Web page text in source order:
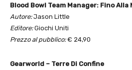
Blood Bowl Team Manager: Fino Alla
Autore:Jason Little
Editore:Giochi Uniti
Prezzo al pubblico:€ 24,90
Gearworld – Terre Di Confine